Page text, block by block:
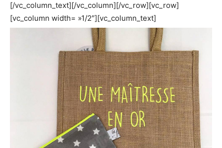
[/vc_column_text][/vc_column][/vc_row][vc_row]
[vc_column width= »1/2″][vc_column_text]